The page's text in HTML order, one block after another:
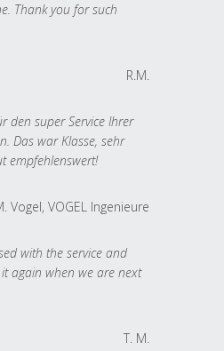
Thank you for such
R.M.
den super Service Ihrer
Das war Klasse, sehr
empfehlenswert!
Vogel, VOGEL Ingenieure
with the service and
again when we are next
T. M.